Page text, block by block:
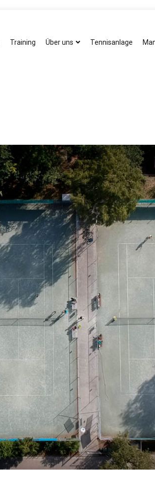
Training Über uns Tennisanlage